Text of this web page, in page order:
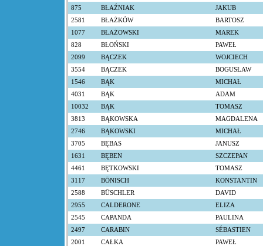
875
BŁAŹNIAK
JAKUB
2581
BŁAŻKÓW
BARTOSZ
1077
BŁAŻOWSKI
MAREK
828
BŁOŃSKI
PAWEŁ
2099
BĄCZEK
WOJCIECH
3554
BĄCZEK
BOGUSŁAW
1546
BĄK
MICHAŁ
4031
BĄK
ADAM
10032
BĄK
TOMASZ
3813
BĄKOWSKA
MAGDALENA
2746
BĄKOWSKI
MICHAŁ
3705
BĘBAS
JANUSZ
1631
BĘBEN
SZCZEPAN
4461
BĘTKOWSKI
TOMASZ
3117
BÖNISCH
KONSTANTIN
2588
BÜSCHLER
DAVID
2955
CALDERONE
ELIZA
2545
CAPANDA
PAULINA
2497
CARABIN
SÉBASTIEN
2001
CAŁKA
PAWEŁ